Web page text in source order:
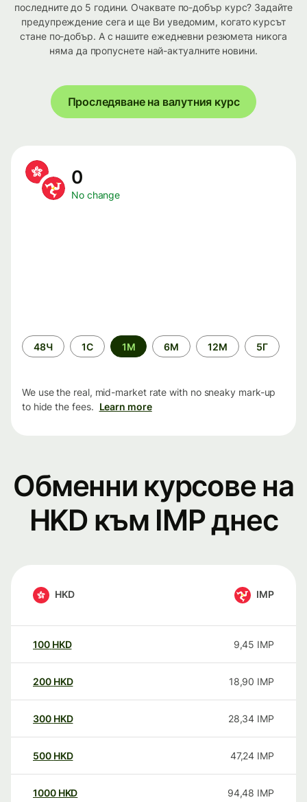
последните до 5 години. Очаквате по-добър курс? Задайте
предупреждение сега и ще Ви уведомим, когато курсът
стане по-добър. А с нашите ежедневни резюмета никога
няма да пропуснете най-актуалните новини.
Проследяване на валутния курс
0
No change
Time
period
48Ч 1С 1М 6М 12М 5Г
We use the real, mid-market rate with no sneaky mark-up
to hide the fees. Learn more
Обменни курсове на
HKD към IMP днес
HKD IMP
100 HKD 9,45 IMP
200 HKD 18,90 IMP
300 HKD 28,34 IMP
500 HKD 47,24 IMP
1000 HKD 94,48 IMP